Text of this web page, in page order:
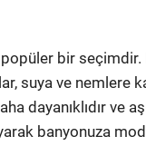
bir seçimdir.
suya ve nemlere
dayanıklıdır ve
banyonuza